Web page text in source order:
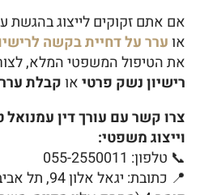
אם אתם זקוקים לייצוג בהגשת
אוערר על דחיית בקשה
את הטיפול המשפטי המלא,
רישיון נשק פרטיאוקבלת
צרו קשר עם עורך דין
וייצוג משפטי:
📞 טלפון: 055-2550011